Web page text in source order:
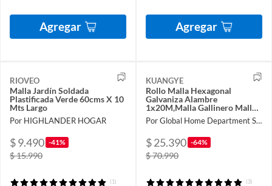
Agregar Agregar
RIOVEO
Malla Jardín Soldada
Plastificada Verde 60cms X 10
Mts Largo
Por HIGHLANDER HOGAR
$ 9.490 -41%
$ 15.990
(1)
KUANGYE
Rollo Malla Hexagonal
Galvaniza Alambre
1x20M,Malla Gallinero Malla
Alambre Para Plantas De
Jardín
Por Global Home Department Store
$ 25.390 -64%
$ 70.990
(3)